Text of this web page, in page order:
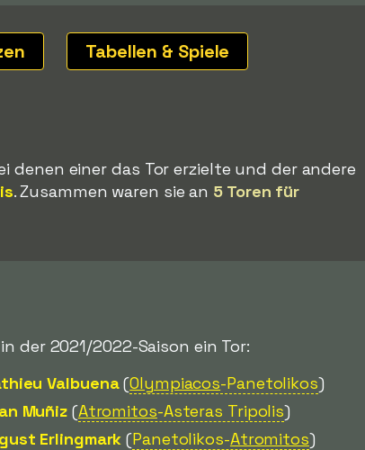
Tabellen & Spiele
denen einer das Tor erzielte und der andere
. Zusammen waren sie an 5 Toren für
der 2021/2022-Saison ein Tor:
Valbuena(Olympiacos-Panetolikos)
Muñiz (Atromitos-Asteras Tripolis)
Erlingmark (Panetolikos-Atromitos)